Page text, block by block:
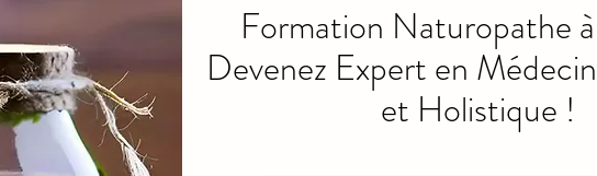
Formation Naturopathe
Devenez Expert en
et Holistique !